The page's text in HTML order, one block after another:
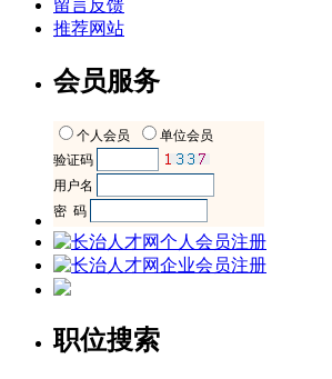
留言反馈
推荐网站
会员服务
职位搜索